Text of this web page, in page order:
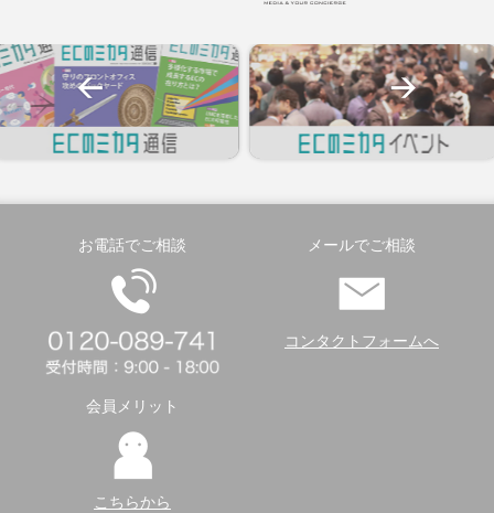
お電話でご相談 メールでご相談
コンタクトフォームへ
会員メリット
こちらから